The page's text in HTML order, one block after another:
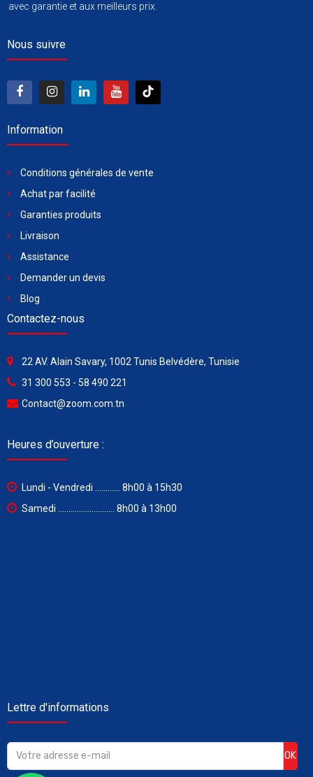
avec garantie et aux meilleurs prix.
Nous suivre
Information
Conditions générales de vente
Achat par facilité
Garanties produits
Livraison
Assistance
Demander un devis
Blog
Contactez-nous
22 AV. Alain Savary, 1002 Tunis Belvédère, Tunisie
31 300 553 - 58 490 221
Contact@zoom.com.tn
Heures d’ouverture :
Lundi - Vendredi ............ 8h00 à 15h30
Samedi ........................... 8h00 à 13h00
Lettre d'informations
OK